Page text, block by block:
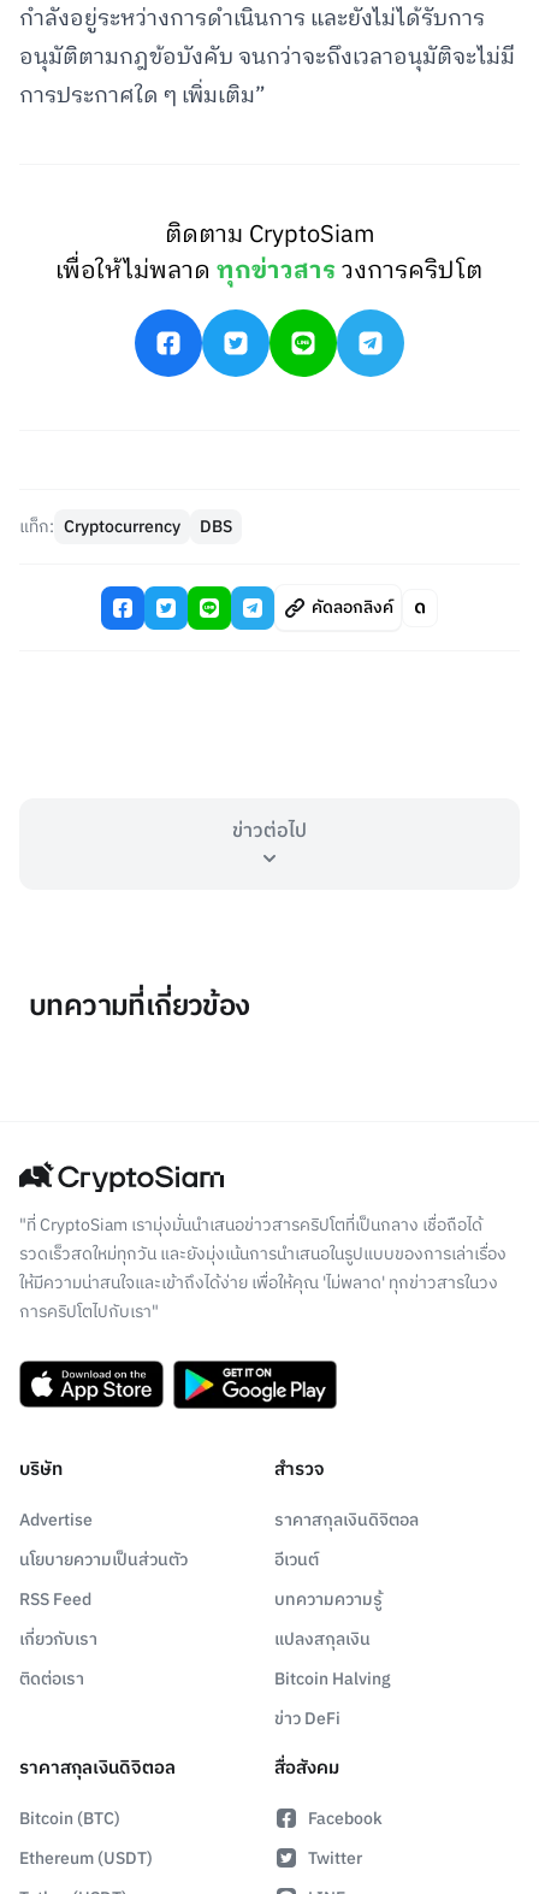
กำลังอยู่ระหว่างการดำเนินการ และยังไม่ได้รับการ
อนุมัติตามกฎข้อบังคับ จนกว่าจะถึงเวลาอนุมัติจะไม่มี
การประกาศใด ๆ เพิ่มเติม”
ติดตาม CryptoSiam
เพื่อให้ไม่พลาดทุกข่าวสารวงการคริปโต
แท็ก: Cryptocurrency DBS
คัดลอกลิงค์
ข่าวต่อไป
บทความที่เกี่ยวข้อง
"ที่ CryptoSiam เรามุ่งมั่นนำเสนอข่าวสารคริปโตที่เป็นกลาง เชื่อถือได้
รวดเร็วสดใหม่ทุกวัน และยังมุ่งเน้นการนำเสนอในรูปแบบของการเล่าเรื่อง
ให้มีความน่าสนใจและเข้าถึงได้ง่าย เพื่อให้คุณ 'ไม่พลาด' ทุกข่าวสารในวง
การคริปโตไปกับเรา"
บริษัท
Advertise
นโยบายความเป็นส่วนตัว
RSS Feed
เกี่ยวกับเรา
ติดต่อเรา
สำรวจ
ราคาสกุลเงินดิจิตอล
อีเวนต์
บทความความรู้
แปลงสกุลเงิน
Bitcoin Halving
ข่าว DeFi
ราคาสกุลเงินดิจิตอล
Bitcoin (BTC)
Ethereum (USDT)
สื่อสังคม
Facebook
Twitter